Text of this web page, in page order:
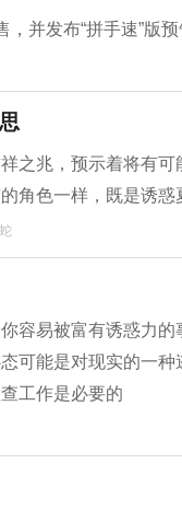
并发布“拼手速”版预
之兆，预示着将有
角色一样，既是诱
容易被富有诱惑力
可能是对现实的一
工作是必要的